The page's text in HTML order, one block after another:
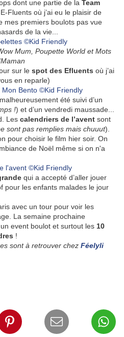
dont une partie de la Team
Fluents où j’ai eu le plaisir de
mes premiers boulots pas vue
de la vie...
Mum, Poupette World et Mots
sur le spot des Efluents où j’ai
en reparle)
été suivi d’un
!) et d’un vendredi maussade...
Les calendriers de l’avent sont
sont pas remplies mais chuuut).
pour choisir le film hier soir. On
de Noël même si on n'a
qui a accepté d’aller jouer
pour les enfants malades le jour
avec un tour pour voir les
La semaine prochaine
event boulot et surtout les 10
!
sont à retrouver chez Féelyli